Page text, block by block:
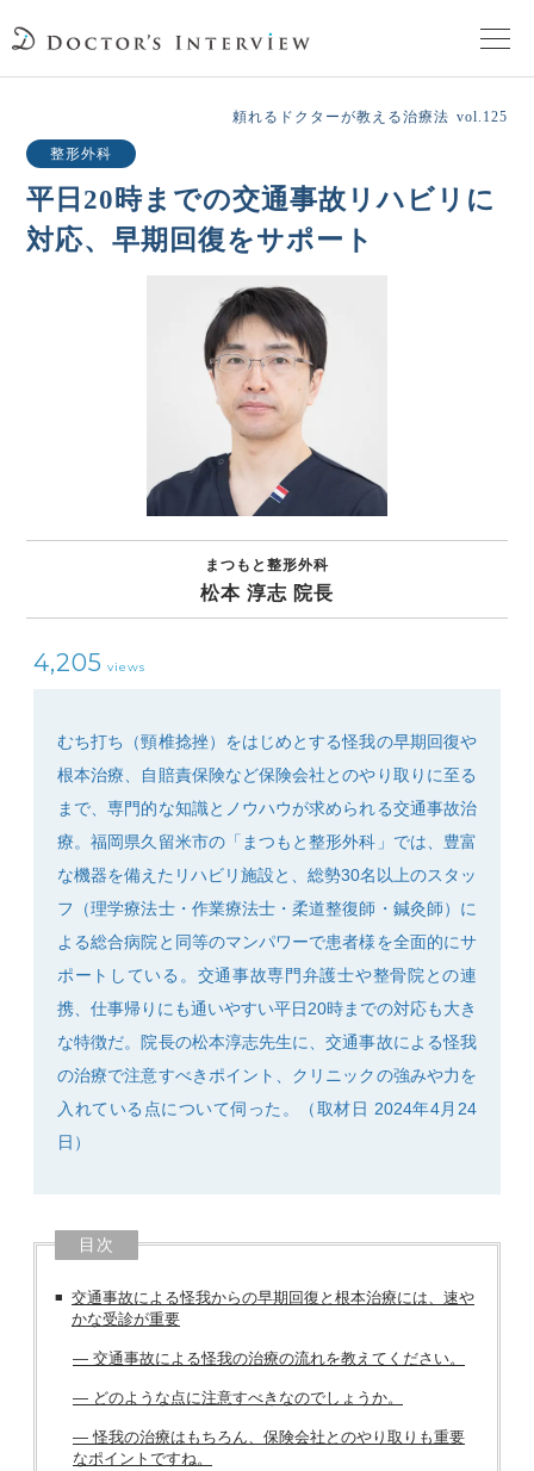
頼れるドクターが教える治療法
街の頼れるドクターたち
頼れるドクターが教える治療法 vol.125
整形外科
平日20時までの交通事故リハビリに
対応、早期回復をサポート
まつもと整形外科
松本 淳志 院長
4,205 views
むち打ち（頸椎捻挫）をはじめとする怪我の早期回復や
根本治療、自賠責保険など保険会社とのやり取りに至る
まで、専門的な知識とノウハウが求められる交通事故治
療。福岡県久留米市の「まつもと整形外科」では、豊富
な機器を備えたリハビリ施設と、総勢30名以上のスタッ
フ（理学療法士・作業療法士・柔道整復師・鍼灸師）に
よる総合病院と同等のマンパワーで患者様を全面的にサ
ポートしている。交通事故専門弁護士や整骨院との連
携、仕事帰りにも通いやすい平日20時までの対応も大き
な特徴だ。院長の松本淳志先生に、交通事故による怪我
の治療で注意すべきポイント、クリニックの強みや力を
入れている点について伺った。（取材日 2024年4月24
日）
目次
交通事故による怪我からの早期回復と根本治療には、速や
かな受診が重要
― 交通事故による怪我の治療の流れを教えてください。
― どのような点に注意すべきなのでしょうか。
― 怪我の治療はもちろん、保険会社とのやり取りも重要
なポイントですね。